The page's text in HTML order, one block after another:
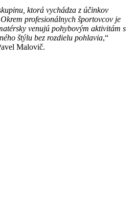
ktorá vychádza z účinkov
profesionálnych športovcov je
venujú pohybovým aktivitám s
štýlu bez rozdielu pohlavia,“
Malovič.